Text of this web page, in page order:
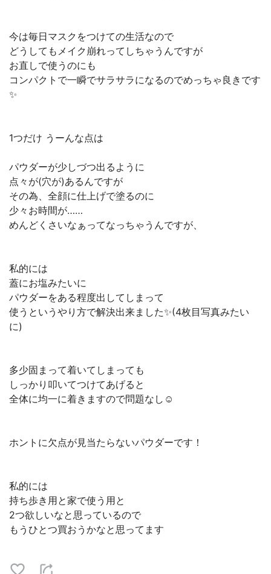
今は毎日マスクをつけての生活なので
どうしてもメイク崩れってしちゃうんですが
お直しで使うのにも
コンパクトで一瞬でサラサラになるのでめっちゃ良きです
✨
1つだけ うーんな点は
パウダーが少しづつ出るように
点々が(穴が)あるんですが
その為、全顔に仕上げで塗るのに
少々お時間が……
めんどくさいなぁってなっちゃうんですが、
私的には
蓋にお塩みたいに
パウダーをある程度出してしまって
使うというやり方で解決出来ました✨(4枚目写真みたい
に)
多少固まって着いてしまっても
しっかり叩いてつけてあげると
全体に均一に着きますので問題なし☺️
ホントに欠点が見当たらないパウダーです！
私的には
持ち歩き用と家で使う用と
2つ欲しいなと思っているので
もうひとつ買おうかなと思ってます